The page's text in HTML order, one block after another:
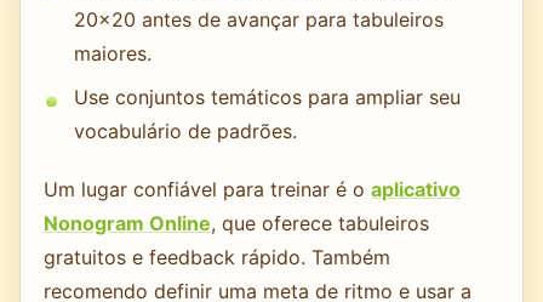
20x20 antes de avançar para tabuleiros
maiores.
Use conjuntos temáticos para ampliar seu
vocabulário de padrões.
Um lugar confiável para treinar é oaplicativo
Nonogram Online, que oferece tabuleiros
gratuitos e feedback rápido. Também
recomendo definir uma meta de ritmo e usar a